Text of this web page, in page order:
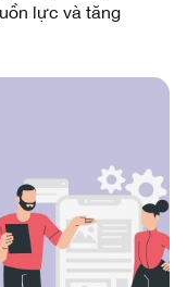
lực và tăng